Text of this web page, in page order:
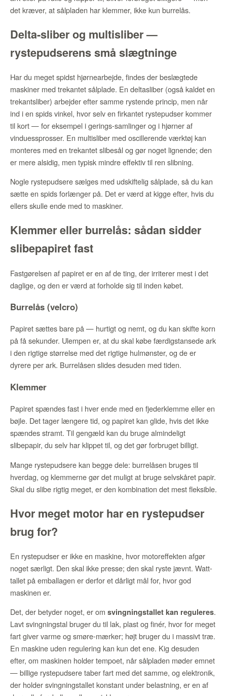
det kræver, at sålpladen har klemmer, ikke kun burrelås.
Delta-sliber og multisliber —
rystepudserens små slægtninge
Har du meget spidst hjørnearbejde, findes der beslægtede
maskiner med trekantet sålplade. En deltasliber (også kaldet en
trekantsliber) arbejder efter samme rystende princip, men når
ind i en spids vinkel, hvor selv en firkantet rystepudser kommer
til kort — for eksempel i gerings-samlinger og i hjørner af
vinduessprosser. En multisliber med oscillerende værktøj kan
monteres med en trekantet slibesål og gør noget lignende; den
er mere alsidig, men typisk mindre effektiv til ren slibning.
Nogle rystepudsere sælges med udskiftelig sålplade, så du kan
sætte en spids forlænger på. Det er værd at kigge efter, hvis du
ellers skulle ende med to maskiner.
Klemmer eller burrelås: sådan sidder
slibepapiret fast
Fastgørelsen af papiret er en af de ting, der irriterer mest i det
daglige, og den er værd at forholde sig til inden købet.
Burrelås (velcro)
Papiret sættes bare på — hurtigt og nemt, og du kan skifte korn
på få sekunder. Ulempen er, at du skal købe færdigstansede ark
i den rigtige størrelse med det rigtige hulmønster, og de er
dyrere per ark. Burrelåsen slides desuden med tiden.
Klemmer
Papiret spændes fast i hver ende med en fjederklemme eller en
bøjle. Det tager længere tid, og papiret kan glide, hvis det ikke
spændes stramt. Til gengæld kan du bruge almindeligt
slibepapir, du selv har klippet til, og det gør forbruget billigt.
Mange rystepudsere kan begge dele: burrelåsen bruges til
hverdag, og klemmerne gør det muligt at bruge selvskåret papir.
Skal du slibe rigtig meget, er den kombination det mest fleksible.
Hvor meget motor har en rystepudser
brug for?
En rystepudser er ikke en maskine, hvor motoreffekten afgør
noget særligt. Den skal ikke presse; den skal ryste jævnt. Watt-
tallet på emballagen er derfor et dårligt mål for, hvor god
maskinen er.
Det, der betyder noget, er om svingningstallet kan reguleres.
Lavt svingningstal bruger du til lak, plast og finér, hvor for meget
fart giver varme og smøre-mærker; højt bruger du i massivt træ.
En maskine uden regulering kan kun det ene. Kig desuden
efter, om maskinen holder tempoet, når sålpladen møder emnet
— billige rystepudsere taber fart med det samme, og elektronik,
der holder svingningstallet konstant under belastning, er en af